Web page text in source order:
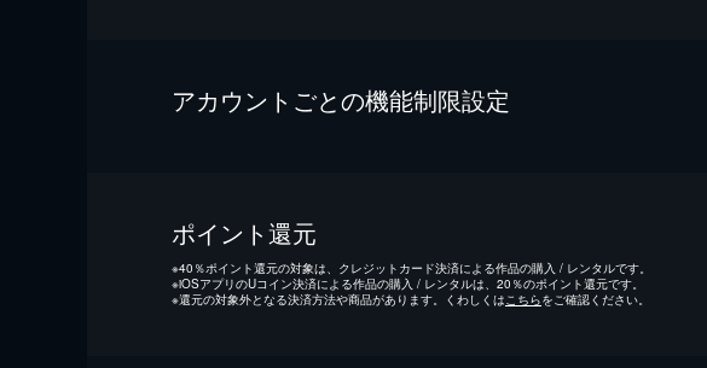
アカウントごとの機能制限設定
ポイント還元
※40％ポイント還元の対象は、クレジットカード決済による作品の購入 / レンタルです。
※iOSアプリのUコイン決済による作品の購入 / レンタルは、20％のポイント還元です。
※還元の対象外となる決済方法や商品があります。くわしくは こちらをご確認ください。